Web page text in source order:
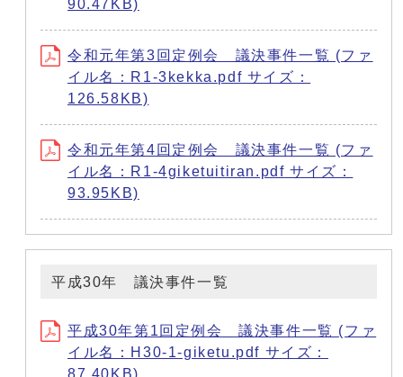
90.47KB)
令和元年第3回定例会 議決事件一覧 (ファ
イル名：R1-3kekka.pdf サイズ：
126.58KB)
令和元年第4回定例会 議決事件一覧 (ファ
イル名：R1-4giketuitiran.pdf サイズ：
93.95KB)
平成30年 議決事件一覧
平成30年第1回定例会 議決事件一覧 (ファ
イル名：H30-1-giketu.pdf サイズ：
87.40KB)